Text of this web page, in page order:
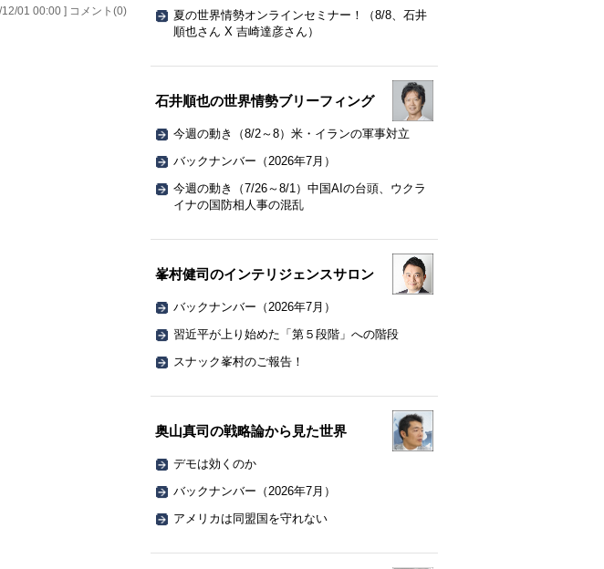
12/01 00:00 ] コメント(0)
夏の世界情勢オンラインセミナー！（8/8、石井
順也さん X 吉崎達彦さん）
石井順也の世界情勢ブリーフィング
今週の動き（8/2～8）米・イランの軍事対立
バックナンバー（2026年7月）
今週の動き（7/26～8/1）中国AIの台頭、ウクラ
イナの国防相人事の混乱
峯村健司のインテリジェンスサロン
バックナンバー（2026年7月）
習近平が上り始めた「第５段階」への階段
スナック峯村のご報告！
奥山真司の戦略論から見た世界
デモは効くのか
バックナンバー（2026年7月）
アメリカは同盟国を守れない